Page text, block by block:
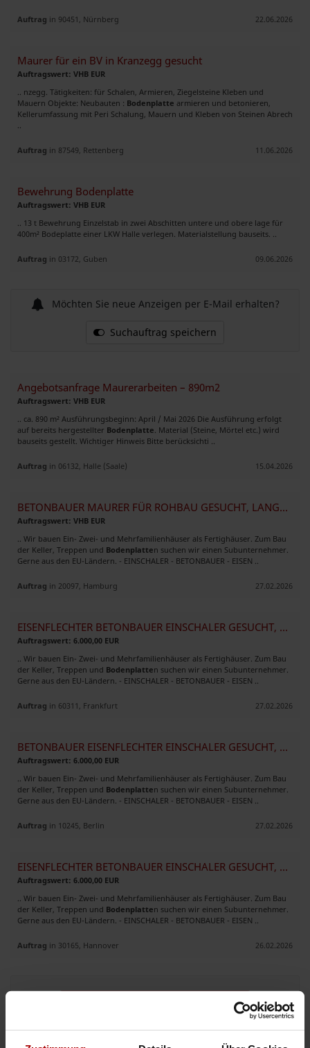
Auftrag in 90451, Nürnberg 22.06.2026
Maurer für ein BV in Kranzegg gesucht
Auftragswert: VHB EUR
.. nzegg. Tätigkeiten: für Schalen, Armieren, Ziegelsteine Kleben und
Mauern Objekte: Neubauten : Bodenplatte armieren und betonieren,
Kellerumfassung mit Peri Schalung, Mauern und Kleben von Steinen Abrech
..
Auftrag in 87549, Rettenberg 11.06.2026
Bewehrung Bodenplatte
Auftragswert: VHB EUR
.. 13 t Bewehrung Einzelstab in zwei Abschitten untere und obere lage für
400m² Bodeplatte einer LKW Halle verlegen. Materialstellung bauseits. ..
Auftrag in 03172, Guben 09.06.2026
Möchten Sie neue Anzeigen per E-Mail erhalten?
Suchauftrag speichern
Angebotsanfrage Maurerarbeiten – 890m2
Auftragswert: VHB EUR
.. ca. 890 m² Ausführungsbeginn: April / Mai 2026 Die Ausführung erfolgt
auf bereits hergestellter Bodenplatte . Material (Steine, Mörtel etc.) wird
bauseits gestellt. Wichtiger Hinweis Bitte berücksichti ..
Auftrag in 06132, Halle (Saale) 15.04.2026
BETONBAUER MAURER FÜR ROHBAU GESUCHT, LANGFRISTIGE ZUSAMMENARBEIT
Auftragswert: VHB EUR
.. Wir bauen Ein- Zwei- und Mehrfamilienhäuser als Fertighäuser. Zum Bau
der Keller, Treppen und Bodenplatten suchen wir einen Subunternehmer.
Gerne aus den EU-Ländern. - EINSCHALER - BETONBAUER - EISEN ..
Auftrag in 20097, Hamburg 27.02.2026
EISENFLECHTER BETONBAUER EINSCHALER GESUCHT, GUTE ZUSAMMENARBEIT
Auftragswert: 6.000,00 EUR
.. Wir bauen Ein- Zwei- und Mehrfamilienhäuser als Fertighäuser. Zum Bau
der Keller, Treppen und Bodenplatten suchen wir einen Subunternehmer.
Gerne aus den EU-Ländern. - EINSCHALER - BETONBAUER - EISEN ..
Auftrag in 60311, Frankfurt 27.02.2026
BETONBAUER EISENFLECHTER EINSCHALER GESUCHT, WÖCHENTLICHE AUSZAHLUNG
Auftragswert: 6.000,00 EUR
.. Wir bauen Ein- Zwei- und Mehrfamilienhäuser als Fertighäuser. Zum Bau
der Keller, Treppen und Bodenplatten suchen wir einen Subunternehmer.
Gerne aus den EU-Ländern. - EINSCHALER - BETONBAUER - EISEN ..
Auftrag in 10245, Berlin 27.02.2026
EISENFLECHTER BETONBAUER EINSCHALER GESUCHT, WÖCHENTLICHE AUSZAHLUNG
Auftragswert: 6.000,00 EUR
.. Wir bauen Ein- Zwei- und Mehrfamilienhäuser als Fertighäuser. Zum Bau
der Keller, Treppen und Bodenplatten suchen wir einen Subunternehmer.
Gerne aus den EU-Ländern. - EINSCHALER - BETONBAUER - EISEN ..
Auftrag in 30165, Hannover 26.02.2026
Jetzt mit der Auftragsbank starten